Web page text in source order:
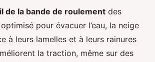
de la bande de roulement des
pour évacuer l’eau, la neige
à leurs lamelles et à leurs rainures
la traction, même sur des